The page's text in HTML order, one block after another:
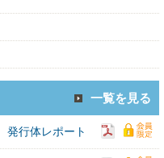
一覧を見る
発行体レポート